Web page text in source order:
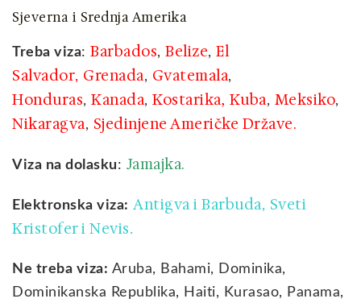
Sjeverna i Srednja Amerika
Treba viza: Barbados, Belize, El
Salvador, Grenada, Gvatemala,
Honduras, Kanada, Kostarika, Kuba, Meksiko,
Nikaragva, Sjedinjene Američke Države.
Viza na dolasku: Jamajka.
Elektronska viza: Antigva i Barbuda, Sveti
Kristofer i Nevis.
Ne treba viza: Aruba, Bahami, Dominika,
Dominikanska Republika, Haiti, Kurasao, Panama,